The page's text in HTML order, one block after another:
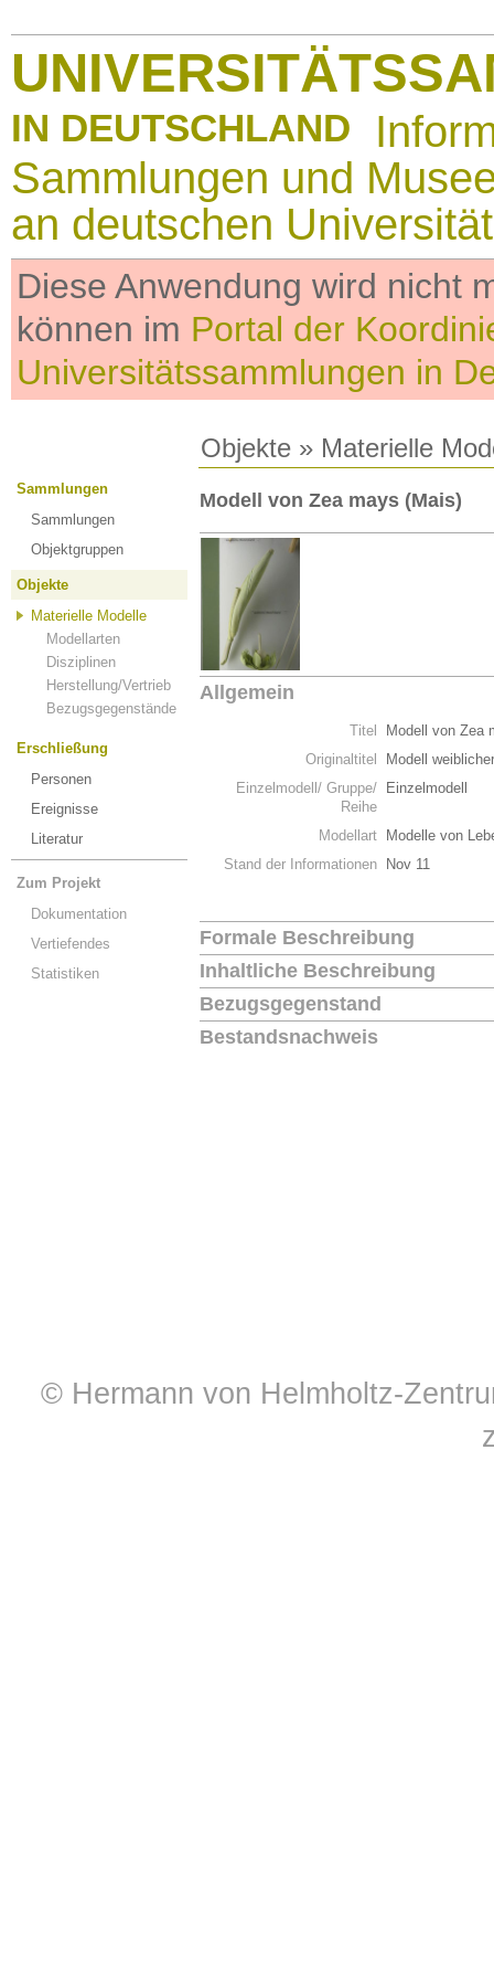
IN DEUTSCHLAND
Sammlungen und
an deutschen
Diese Anwendung wird nicht
können im Portal der
Universitätssammlungen in
Objekte » Materielle
Sammlungen
Sammlungen
Objektgruppen
Objekte
Materielle Modelle
Modellarten
Disziplinen
Herstellung/Vertrieb
Bezugsgegenstände
Erschließung
Personen
Ereignisse
Literatur
Zum Projekt
Dokumentation
Vertiefendes
Statistiken
Modell von Zea mays (Mais)
Allgemein
Titel
Modell von Zea
Originaltitel
Modell
Einzelmodell/ Gruppe/
Reihe
Einzelmodell
Modellart
Modelle von
Stand der Informationen
Nov 11
Formale Beschreibung
Inhaltliche Beschreibung
Bezugsgegenstand
Bestandsnachweis
© Hermann von Helmholtz-